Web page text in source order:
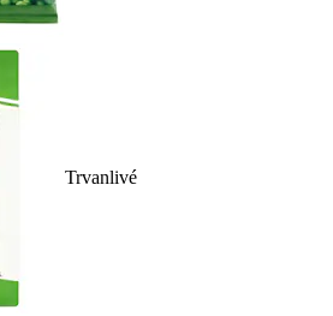
Trvanlivé